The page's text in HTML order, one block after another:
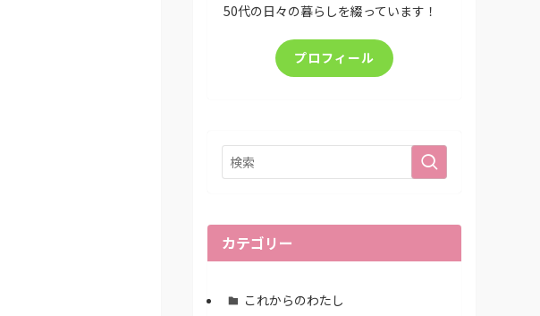
50代の日々の暮らしを綴っています！
プロフィール
カテゴリー
これからのわたし